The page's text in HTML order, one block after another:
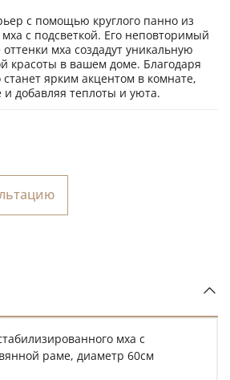
с помощью круглого панно из
с подсветкой. Его неповторимый
мха создадут уникальную
красоты в вашем доме. Благодаря
станет ярким акцентом в комнате,
добавляя теплоты и уюта.
мха с
раме, диаметр 60см